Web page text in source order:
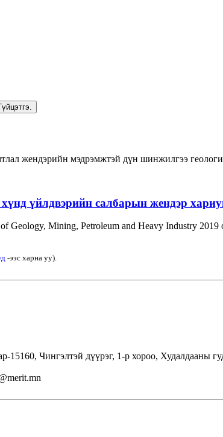
жендэрийн мэдрэмжтэй дүн шинжилгээ геологи
үйлдвэрийн салбарын жендэр
Geology, Mining, Petroleum and Heavy Industry
-ээс харна уу).
15160, Чингэлтэй дүүрэг, 1-р хороо,